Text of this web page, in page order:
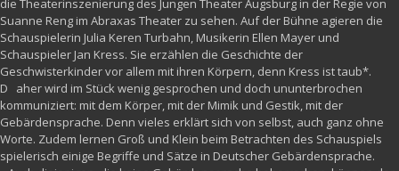
die Theaterinszenierung des Jungen Theater Augsburg in der Regie von
Suanne Reng im Abraxas Theater zu sehen. Auf der Bühne agieren die
Schauspielerin Julia Keren Turbahn, Musikerin Ellen Mayer und
Schauspieler Jan Kress. Sie erzählen die Geschichte der
Geschwisterkinder vor allem mit ihren Körpern, denn Kress ist taub*.
D aher wird im Stück wenig gesprochen und doch ununterbrochen
kommuniziert: mit dem Körper, mit der Mimik und Gestik, mit der
Gebärdensprache. Denn vieles erklärt sich von selbst, auch ganz ohne
Worte. Zudem lernen Groß und Klein beim Betrachten des Schauspiels
spielerisch einige Begriffe und Sätze in Deutscher Gebärdensprache.